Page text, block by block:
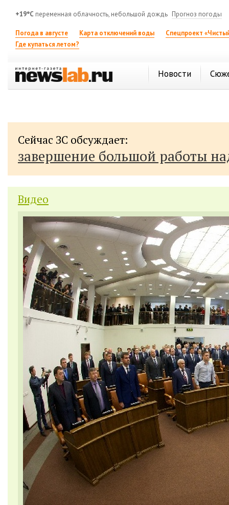
+19°C переменная облачность, небольшой дождь Прогноз погоды
Погода в августе Карта отключений воды
Спецпроект
Где купаться летом?
Новости
Сейчас ЗС обсуждает:
завершение большой работы
Видео